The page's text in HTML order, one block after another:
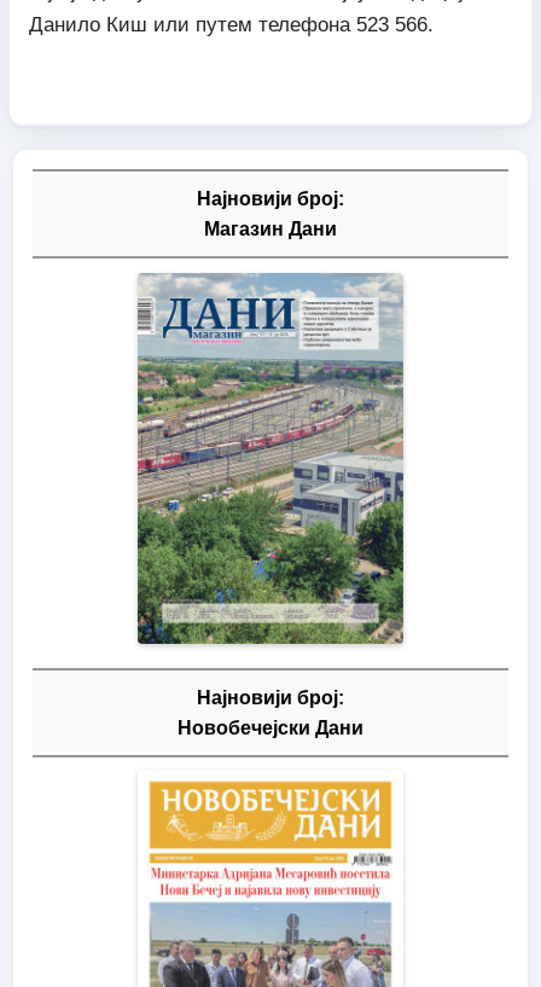
Данило Киш или путем телефона 523 566.
Најновији број:
Магазин Дани
Најновији број:
Новобечејски Дани